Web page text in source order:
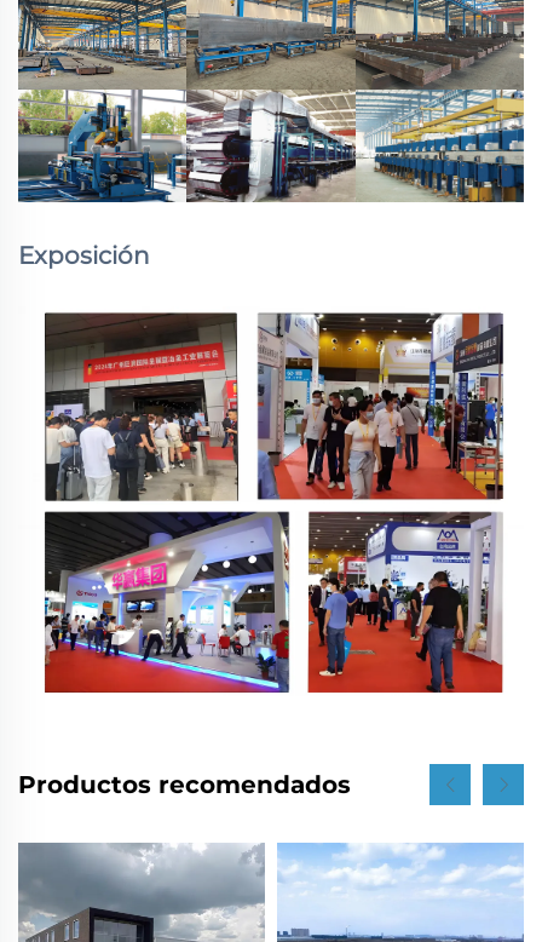
Exposición
Productos recomendados